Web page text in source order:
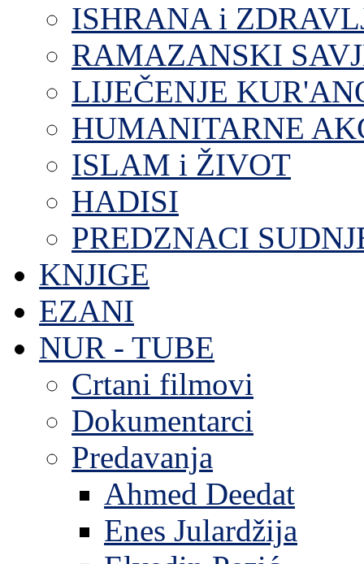
ISHRANA i
RAMAZANSKI
LIJEČENJE
HUMANITARNE
ISLAM i ŽIVOT
HADISI
PREDZNACI
KNJIGE
EZANI
NUR - TUBE
Crtani filmovi
Dokumentarci
Predavanja
Ahmed Deedat
Enes Julardžija